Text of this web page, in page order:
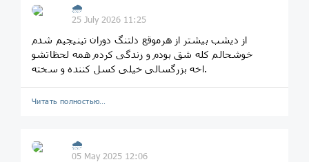
🌧
25 July 2026 11:25
از دیشب بیشتر از هرموقع دلتنگ دوران تینیجیم شدم
خوشحالم کله شق بودم و زندگی کردم همه لحظاتشو
اخه بزرگسالی خیلی کسل کننده و سخته.
Читать полностью…
🌧
05 May 2025 12:06